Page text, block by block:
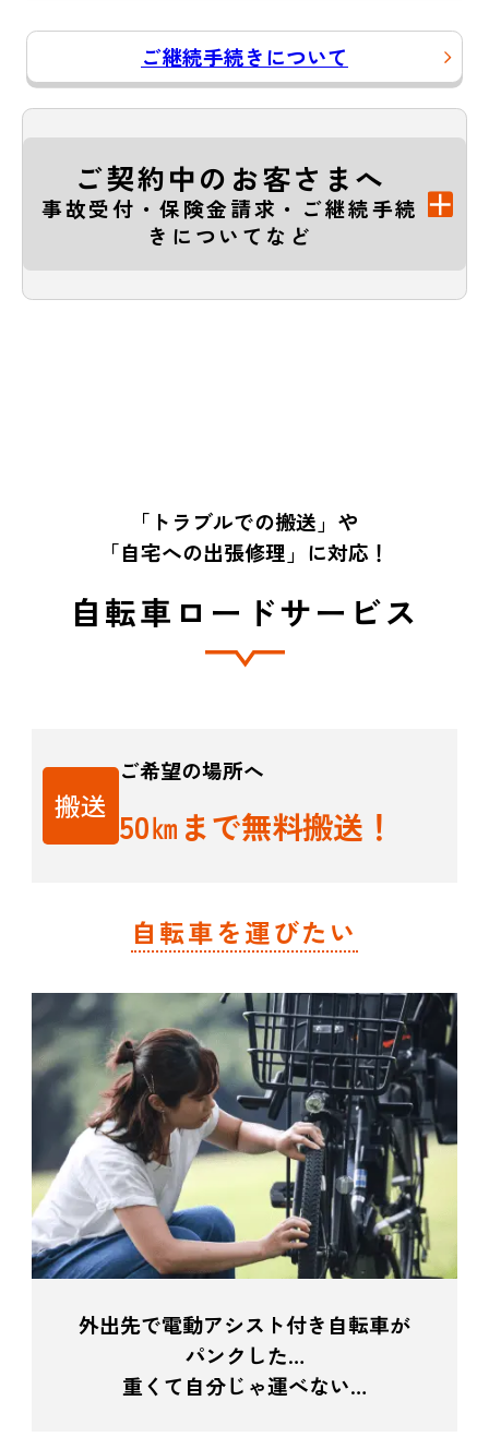
ご継続手続きについて
ご契約中のお客さまへ
事故受付・保険金請求・ご継続手続
きについてなど
「トラブルでの搬送」や
「自宅への出張修理」に対応！
自転車ロードサービス
搬送
ご希望の場所へ
50㎞まで無料搬送！
自転車を運びたい
外出先で電動アシスト付き自転車が
パンクした…
重くて自分じゃ運べない…